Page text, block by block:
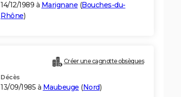
14/12/1989 à Marignane (Bouches-du-
Rhône)
Créer une cagnotte obsèques
Décès
13/09/1985 à Maubeuge (Nord)